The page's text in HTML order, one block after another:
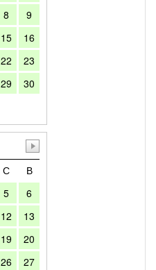
8
9
15
16
22
23
29
30
С
В
5
6
12
13
19
20
26
27